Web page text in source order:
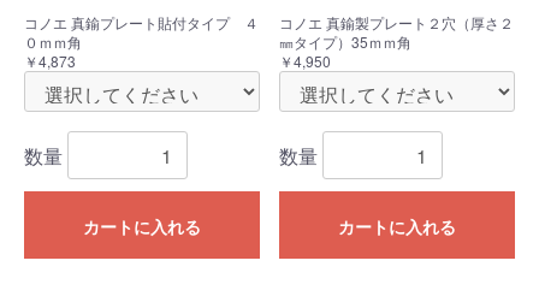
コノエ 真鍮プレート貼付タイプ ４
０ｍｍ角
￥4,873
数量
カートに入れる
コノエ 真鍮製プレート２穴（厚さ２
㎜タイプ）35ｍｍ角
￥4,950
数量
カートに入れる